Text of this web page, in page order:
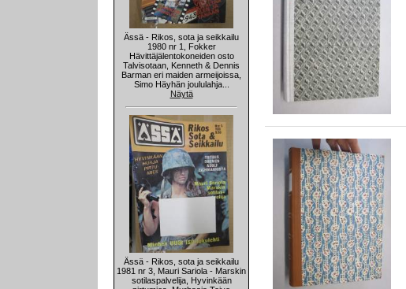
Ässä - Rikos, sota ja seikkailu
1980 nr 1, Fokker
Hävittäjälentokoneiden osto
Talvisotaan, Kenneth & Dennis
Barman eri maiden armeijoissa,
Simo Häyhän joululahja...
Näytä
Ässä - Rikos, sota ja seikkailu
1981 nr 3, Mauri Sariola - Marskin
sotilaspalvelija, Hyvinkään